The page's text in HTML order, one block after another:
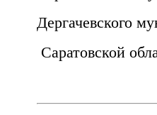
Дергачевского
Саратовской